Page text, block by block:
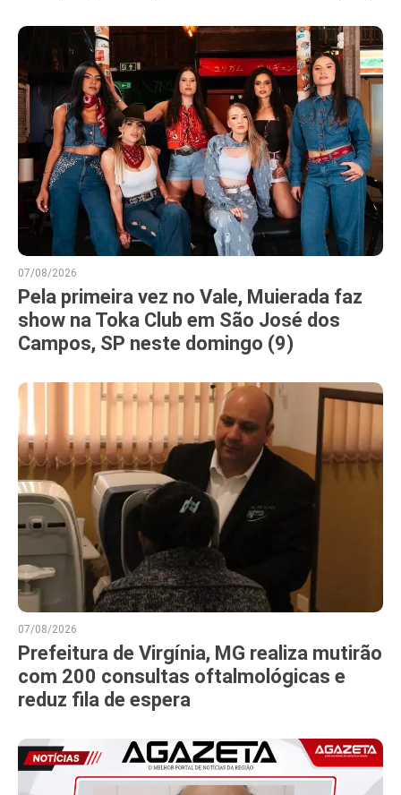
07/08/2026
Pela primeira vez no Vale, Muierada faz
show na Toka Club em São José dos
Campos, SP neste domingo (9)
07/08/2026
Prefeitura de Virgínia, MG realiza mutirão
com 200 consultas oftalmológicas e
reduz fila de espera